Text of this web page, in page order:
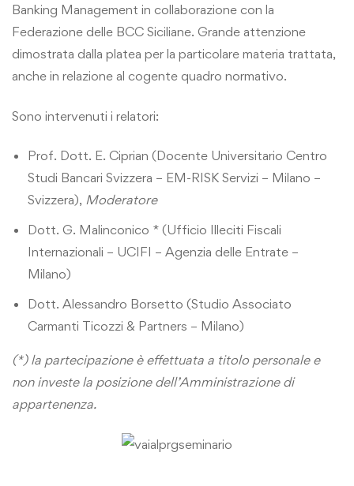
Banking Management in collaborazione con la
Federazione delle BCC Siciliane. Grande attenzione
dimostrata dalla platea per la particolare materia trattata,
anche in relazione al cogente quadro normativo.
Sono intervenuti i relatori:
Prof. Dott. E. Ciprian (Docente Universitario Centro
Studi Bancari Svizzera – EM-RISK Servizi – Milano –
Svizzera), Moderatore
Dott. G. Malinconico * (Ufficio Illeciti Fiscali
Internazionali – UCIFI – Agenzia delle Entrate –
Milano)
Dott. Alessandro Borsetto (Studio Associato
Carmanti Ticozzi & Partners – Milano)
(*) la partecipazione è effettuata a titolo personale e
non investe la posizione dell’Amministrazione di
appartenenza.